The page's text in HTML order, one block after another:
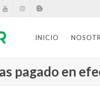
INICIO
pagado en